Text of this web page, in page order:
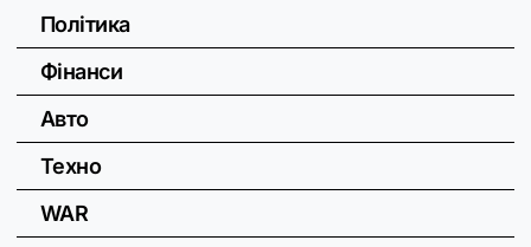
Політика
Фінанси
Авто
Техно
WAR